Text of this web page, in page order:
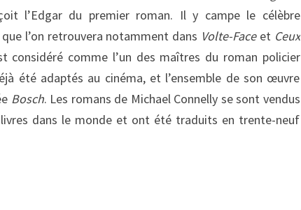
l’Edgar du premier roman. Il y campe le célèbre
l’on retrouvera notamment dans Volte-Faceet Ceux
considéré comme l’un des maîtres du roman policier
été adaptés au cinéma, et l’ensemble de son œuvre
Bosch. Les romans de Michael Connelly se sont vendus
dans le monde et ont été traduits en trente-neuf